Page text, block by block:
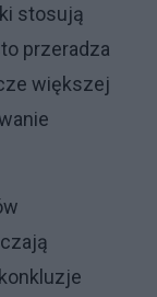
stosują
przeradza
większej